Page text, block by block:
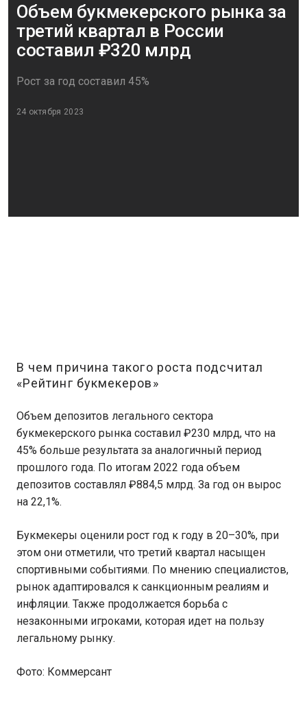
Объем букмекерского рынка за
третий квартал в России
составил ₽320 млрд
Рост за год составил 45%
24 октября 2023
В чем причина такого роста подсчитал
«Рейтинг букмекеров»
Объем депозитов легального сектора
букмекерского рынка составил ₽230 млрд, что на
45% больше результата за аналогичный период
прошлого года. По итогам 2022 года объем
депозитов составлял ₽884,5 млрд. За год он вырос
на 22,1%.
Букмекеры оценили рост год к году в 20–30%, при
этом они отметили, что третий квартал насыщен
спортивными событиями. По мнению специалистов,
рынок адаптировался к санкционным реалиям и
инфляции. Также продолжается борьба с
незаконными игроками, которая идет на пользу
легальному рынку.
Фото: Коммерсант